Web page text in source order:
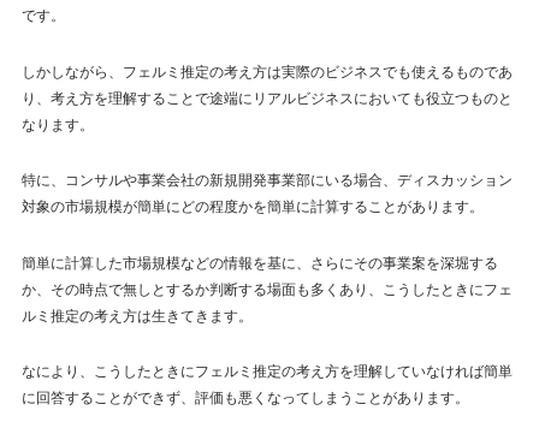
です。
しかしながら、フェルミ推定の考え方は実際のビジネスでも使えるものであ
り、考え方を理解することで途端にリアルビジネスにおいても役立つものと
なります。
特に、コンサルや事業会社の新規開発事業部にいる場合、ディスカッション
対象の市場規模が簡単にどの程度かを簡単に計算することがあります。
簡単に計算した市場規模などの情報を基に、さらにその事業案を深堀する
か、その時点で無しとするか判断する場面も多くあり、こうしたときにフェ
ルミ推定の考え方は生きてきます。
なにより、こうしたときにフェルミ推定の考え方を理解していなければ簡単
に回答することができず、評価も悪くなってしまうことがあります。